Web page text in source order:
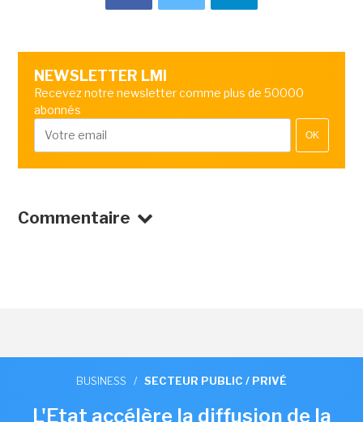
NEWSLETTER LMI
Recevez notre newsletter comme plus de 50000
abonnés
OK
Commentaire
BUSINESS / SECTEUR PUBLIC / PRIVÉ
L'Etat accélère la diffusion de la